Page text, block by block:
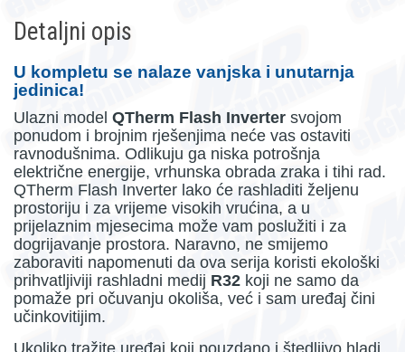
Detaljni opis
U kompletu se nalaze vanjska i unutarnja
jedinica!
Ulazni model QTherm Flash Inverter svojom
ponudom i brojnim rješenjima neće vas ostaviti
ravnodušnima. Odlikuju ga niska potrošnja
električne energije, vrhunska obrada zraka i tihi rad.
QTherm Flash Inverter lako će rashladiti željenu
prostoriju i za vrijeme visokih vrućina, a u
prijelaznim mjesecima može vam poslužiti i za
dogrijavanje prostora. Naravno, ne smijemo
zaboraviti napomenuti da ova serija koristi ekološki
prihvatljiviji rashladni medij R32 koji ne samo da
pomaže pri očuvanju okoliša, već i sam uređaj čini
učinkovitijim.